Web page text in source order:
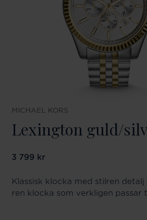
MICHAEL KORS
Lexington guld/
Pris:3 799 kr
3 799 kr
Klassisk klocka med stilren detalj
ren klocka som verkligen passar